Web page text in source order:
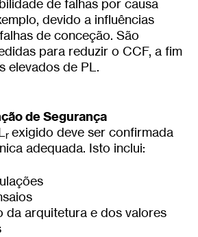
de falhas por causa
devido a influências
de conceção. São
para reduzir o CCF, a fim
elevados de PL.
de Segurança
r exigido deve ser confirmada
adequada. Isto inclui:
da arquitetura e dos valores